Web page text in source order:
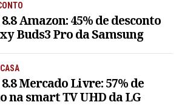
Amazon: 45% de desconto
Buds3 Pro da Samsung
Mercado Livre: 57% de
na smart TV UHD da LG